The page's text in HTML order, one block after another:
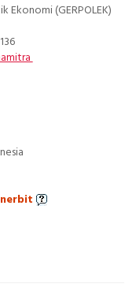
Ekonomi (GERPOLEK)